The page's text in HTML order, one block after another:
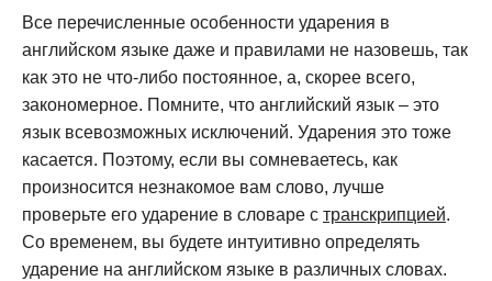
Все перечисленные особенности ударения в
английском языке даже и правилами не назовешь, так
как это не что-либо постоянное, а, скорее всего,
закономерное. Помните, что английский язык – это
язык всевозможных исключений. Ударения это тоже
касается. Поэтому, если вы сомневаетесь, как
произносится незнакомое вам слово, лучше
проверьте его ударение в словаре с транскрипцией.
Со временем, вы будете интуитивно определять
ударение на английском языке в различных словах.